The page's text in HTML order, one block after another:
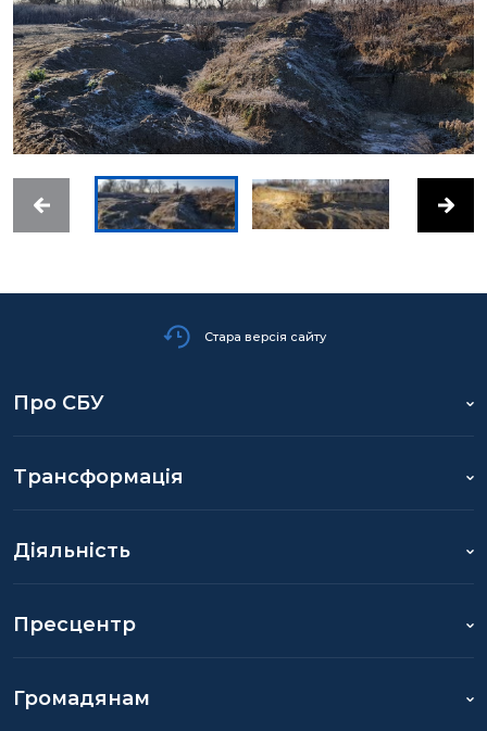
Стара версія сайту
Про СБУ
Трансформація
Діяльність
Пресцентр
Громадянам